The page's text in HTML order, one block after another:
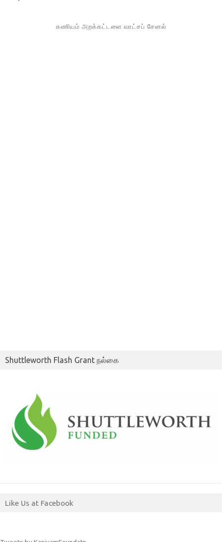
கணியம் அறக்கட்டளை வாட்சப் சேனல்
Shuttleworth Flash Grant நல்கை
Like Us at Facebook